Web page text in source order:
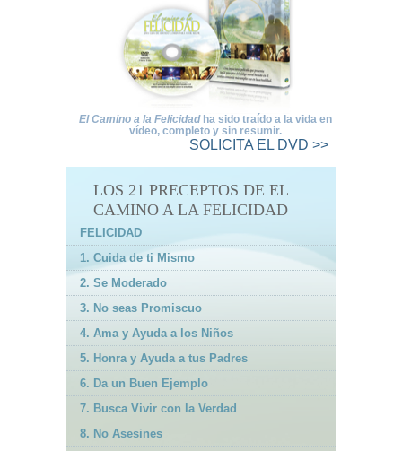
El Camino a la Felicidadha sido traído a la vida en
vídeo, completo y sin resumir.
SOLICITA EL DVD >>
LOS 21 PRECEPTOS DE EL
CAMINO A LA FELICIDAD
FELICIDAD
1. Cuida de ti Mismo
2. Se Moderado
3. No seas Promiscuo
4. Ama y Ayuda a los Niños
5. Honra y Ayuda a tus Padres
6. Da un Buen Ejemplo
7. Busca Vivir con la Verdad
8. No Asesines